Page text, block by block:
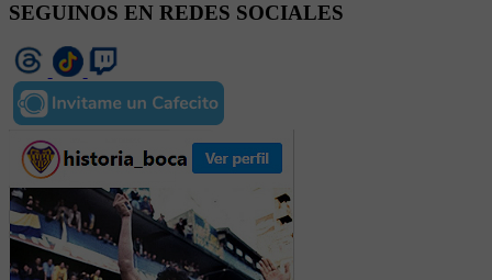
SEGUINOS EN REDES SOCIALES